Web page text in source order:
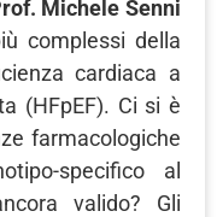
Michele Senni
complessi della
cardiaca a
(HFpEF). Ci si è
farmacologiche
specifico al
valido? Gli